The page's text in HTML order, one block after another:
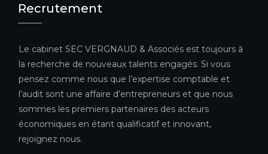
Recrutement
Le cabinet SEC VERGNAUD & Associés est toujours à
la recherche de nouveaux talents engagés. Si vous
pensez comme nous que l’expertise comptable et
l’audit sont une affaire d’entrepreneurs et que nous
sommes les premiers partenaires des acteurs
économiques en étant qualificatif et innovant,
rejoignez nous.